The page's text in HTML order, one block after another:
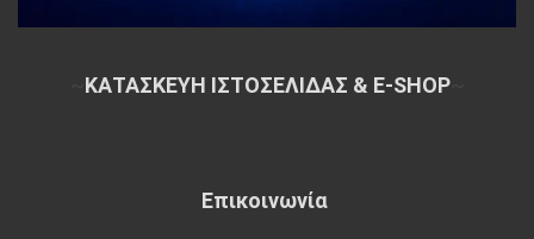
ΚΑΤΑΣΚΕΥΗ ΙΣΤΟΣΕΛΙΔΑΣ & E-SHOP~
Επικοινωνία